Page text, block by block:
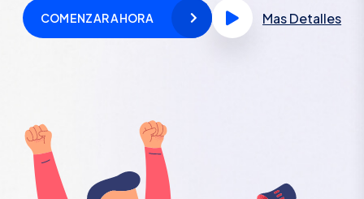
COMENZAR AHORA Mas Detalles